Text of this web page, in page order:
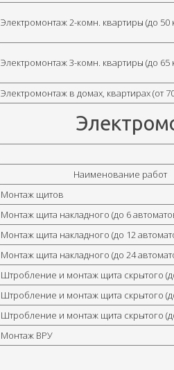
Электромонтаж 2-комн. квартиры (до 50
Электромонтаж 3-комн. квартиры (до 65
Электромонтаж в домах, квартирах (от
Наименование работ
Монтаж щитов
Монтаж щита накладного (до 6
Монтаж щита накладного (до 12
Монтаж щита накладного (до 24
Штробление и монтаж щита скрытого
Штробление и монтаж щита скрытого
Штробление и монтаж щита скрытого
Монтаж ВРУ